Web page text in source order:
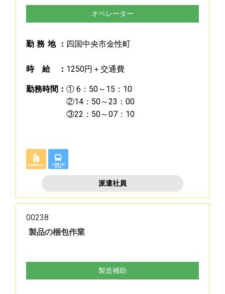
オペレーター
勤 務 地 ： 四国中央市金性町
時 給 ： 1250円＋交通費
勤務時間 ： ① 6：50～15：10
②14：50～23：00
③22：50～07：10
派遣社員
00238
製品の梱包作業
製造補助